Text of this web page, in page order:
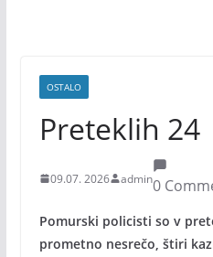
OSTALO
Preteklih 24
09.07. 2026 admin0
Pomurski policisti so v
prometno nesrečo, štiri